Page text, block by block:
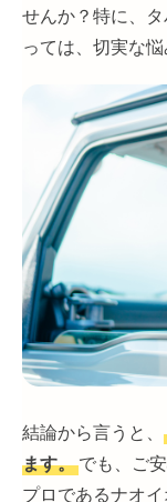
せんか？特に、
っては、切実な悩
結論から言うと、
ます。でも、ご
プロであるナオ